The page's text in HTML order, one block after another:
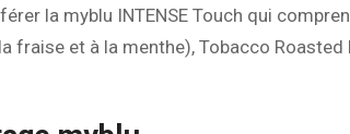
la myblu INTENSE Touch qui
fraise et à la menthe), Tobacco